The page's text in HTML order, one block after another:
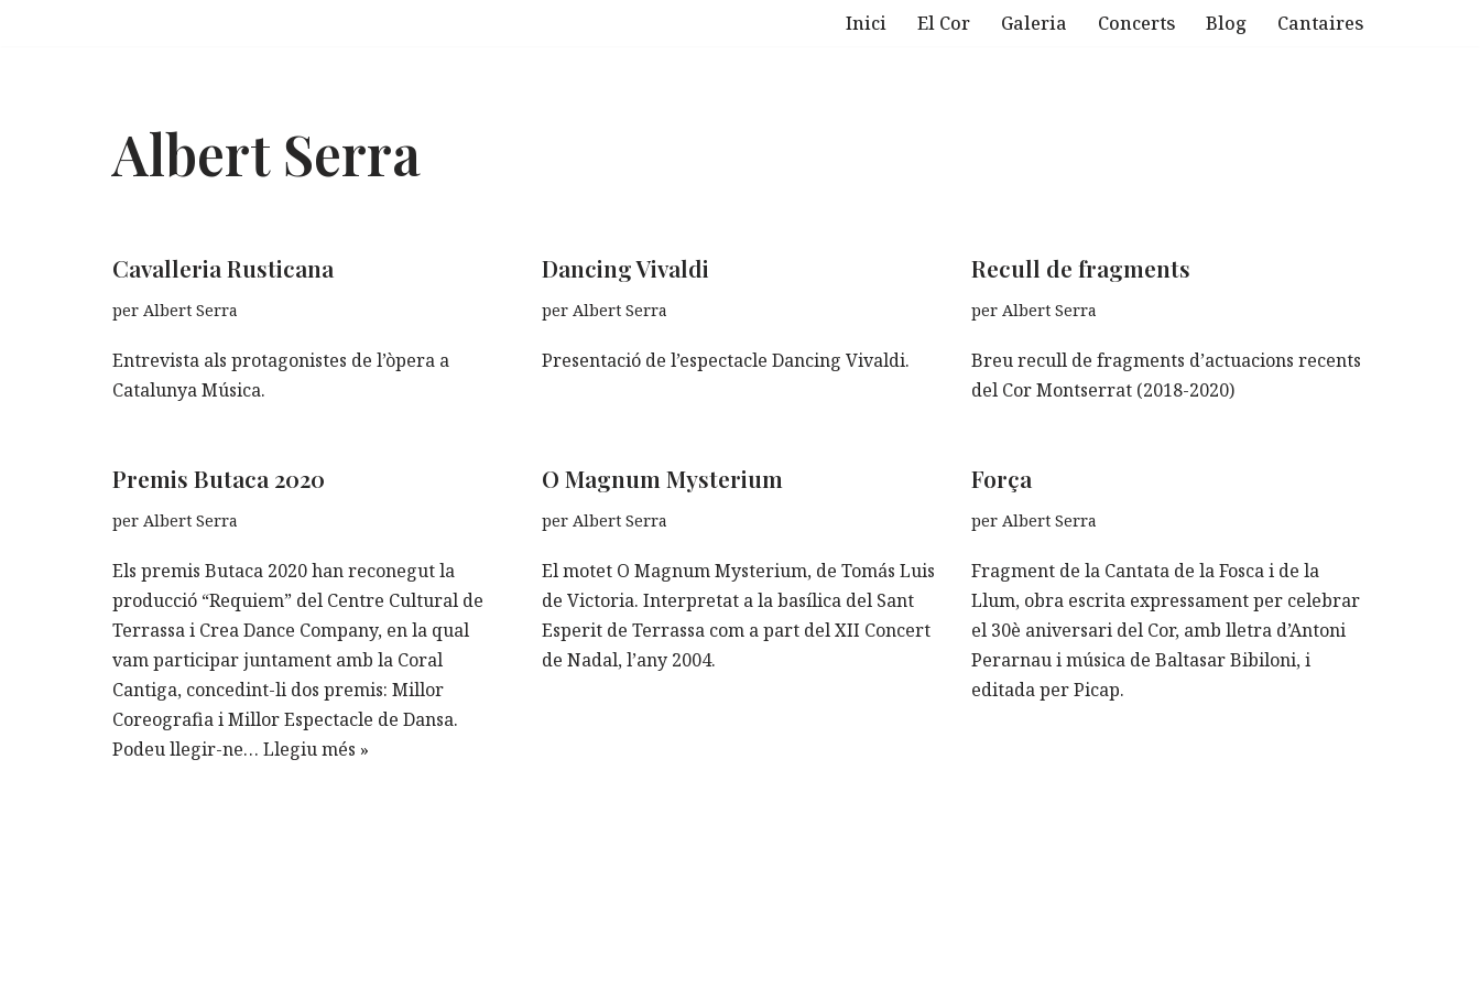
Inici El Cor Galeria Concerts Blog Cantaires
Albert Serra
Cavalleria Rusticana
per Albert Serra
Entrevista als protagonistes de l’òpera a
Catalunya Música.
Dancing Vivaldi
per Albert Serra
Presentació de l’espectacle Dancing Vivaldi.
Recull de fragments
per Albert Serra
Breu recull de fragments d’actuacions recents
del Cor Montserrat (2018-2020)
Premis Butaca 2020
per Albert Serra
Els premis Butaca 2020 han reconegut la
producció “Requiem” del Centre Cultural de
Terrassa i Crea Dance Company, en la qual
vam participar juntament amb la Coral
Cantiga, concedint-li dos premis: Millor
Coreografia i Millor Espectacle de Dansa.
Podeu llegir-ne… Llegiu més »
O Magnum Mysterium
per Albert Serra
El motet O Magnum Mysterium, de Tomás Luis
de Victoria. Interpretat a la basílica del Sant
Esperit de Terrassa com a part del XII Concert
de Nadal, l’any 2004.
Força
per Albert Serra
Fragment de la Cantata de la Fosca i de la
Llum, obra escrita expressament per celebrar
el 30è aniversari del Cor, amb lletra d’Antoni
Perarnau i música de Baltasar Bibiloni, i
editada per Picap.